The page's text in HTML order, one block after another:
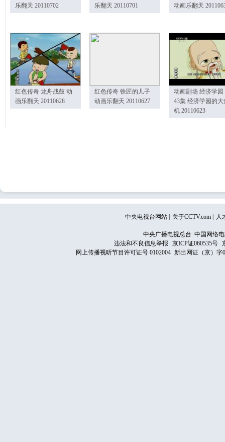
乐翻天 20110702
乐翻天 20110701
动画乐翻天
红色传奇 龙舟战鼓 动
画乐翻天 20110628
红色传奇 铁匠的儿子
动画乐翻天 20110627
动画剧场 经济学园
43集 经济学园的大
机 20110623
中央电视台网站 关于CCTV.com 人
中央广播电视总台 中国网络
违法和不良信息举报
京ICP证060535号
网上传播视听节目许可证号 0102004 新出网证（京）